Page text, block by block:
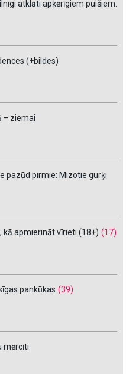
atklāti apķērīgiem puišiem.
(+bildes)
– ziemai
pazūd pirmie: Mizotie gurķi
kā apmierināt vīrieti (18+) (17)
pankūkas (39)
mērcīti